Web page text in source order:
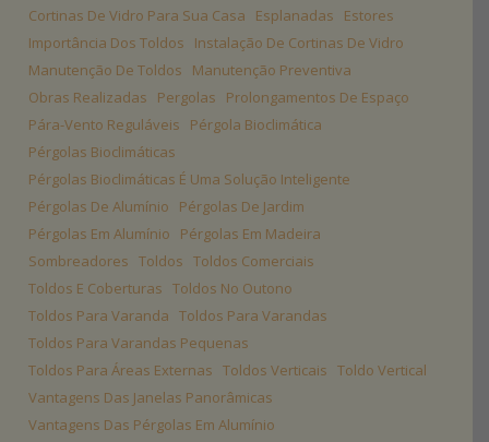
Cortinas De Vidro Para Sua Casa
Esplanadas
Estores
Importância Dos Toldos
Instalação De Cortinas De Vidro
Manutenção De Toldos
Manutenção Preventiva
Obras Realizadas
Pergolas
Prolongamentos De Espaço
Pára-Vento Reguláveis
Pérgola Bioclimática
Pérgolas Bioclimáticas
Pérgolas Bioclimáticas É Uma Solução Inteligente
Pérgolas De Alumínio
Pérgolas De Jardim
Pérgolas Em Alumínio
Pérgolas Em Madeira
Sombreadores Toldos Toldos Comerciais
Toldos E Coberturas Toldos No Outono
Toldos Para Varanda Toldos Para Varandas
Toldos Para Varandas Pequenas
Toldos Para Áreas Externas Toldos Verticais Toldo Vertical
Vantagens Das Janelas Panorâmicas
Vantagens Das Pérgolas Em Alumínio